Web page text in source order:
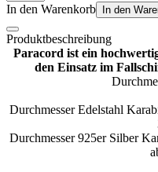
In den Warenkorb In den
Produktbeschreibung
Paracord ist ein
den Einsatz im
Durchmesser Edelstahl
Durchmesser 925er Silber